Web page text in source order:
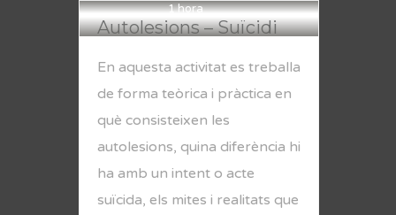
1 hora
Autolesions – Suïcidi
En aquesta activitat es treballa
de forma teòrica i pràctica en
què consisteixen les
autolesions, quina diferència hi
ha amb un intent o acte
suïcida, els mites i realitats que